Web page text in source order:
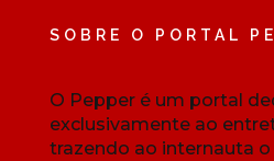
SOBRE O PORTAL
O Pepper é um portal
exclusivamente ao
trazendo ao internauta